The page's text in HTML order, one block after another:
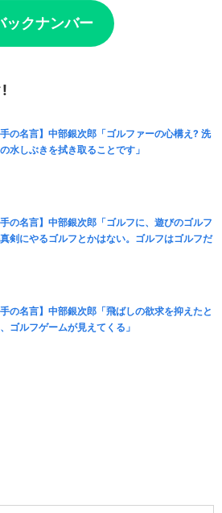
ックナンバー
手の名言】中部銀次郎「ゴルファーの心構え? 洗
水しぶきを拭き取ることです」
手の名言】中部銀次郎「ゴルフに、遊びのゴルフ
剣にやるゴルフとかはない。ゴルフはゴルフだ
手の名言】中部銀次郎「飛ばしの欲求を抑えたと
ゴルフゲームが見えてくる」